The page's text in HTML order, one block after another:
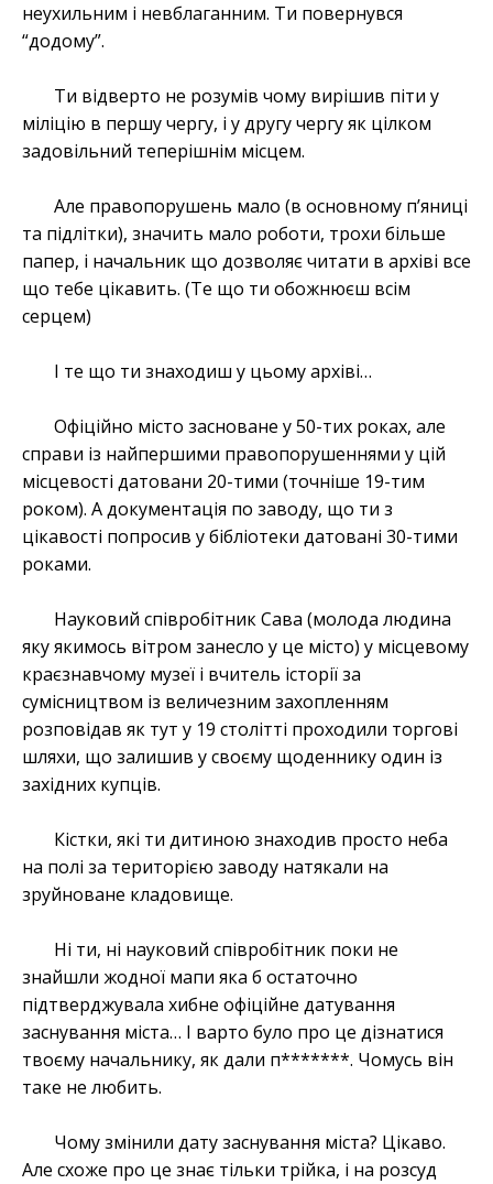
неухильним і невблаганним. Ти повернувся
“додому”.
Ти відверто не розумів чому вирішив піти у
міліцію в першу чергу, і у другу чергу як цілком
задовільний теперішнім місцем.
Але правопорушень мало (в основному п’яниці
та підлітки), значить мало роботи, трохи більше
папер, і начальник що дозволяє читати в архіві все
що тебе цікавить. (Те що ти обожнюєш всім
серцем)
І те що ти знаходиш у цьому архіві…
Офіційно місто засноване у 50-тих роках, але
справи із найпершими правопорушеннями у цій
місцевості датовани 20-тими (точніше 19-тим
роком). А документація по заводу, що ти з
цікавості попросив у бібліотеки датовані 30-тими
роками.
Науковий співробітник Сава (молода людина
яку якимось вітром занесло у це місто) у місцевому
краєзнавчому музеї і вчитель історії за
сумісництвом із величезним захопленням
розповідав як тут у 19 столітті проходили торгові
шляхи, що залишив у своєму щоденнику один із
західних купців.
Кістки, які ти дитиною знаходив просто неба
на полі за територією заводу натякали на
зруйноване кладовище.
Ні ти, ні науковий співробітник поки не
знайшли жодної мапи яка б остаточно
підтверджувала хибне офіційне датування
заснування міста… І варто було про це дізнатися
твоєму начальнику, як дали п*******. Чомусь він
таке не любить.
Чому змінили дату заснування міста? Цікаво.
Але схоже про це знає тільки трійка, і на розсуд